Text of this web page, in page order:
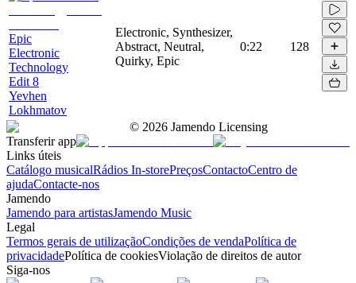
Epic
Electronic
Technology
Edit 8
Yevhen
Lokhmatov
Electronic, Synthesizer,
Abstract, Neutral,
Quirky, Epic
0:22 128
© 2026 Jamendo Licensing
Transferir app
Links úteis
Catálogo musicalRádios In-storePreçosContactoCentro de
ajudaContacte-nos
Jamendo
Jamendo para artistasJamendo Music
Legal
Termos gerais de utilizaçãoCondições de vendaPolítica de
privacidadePolítica de cookiesViolação de direitos de autor
Siga-nos